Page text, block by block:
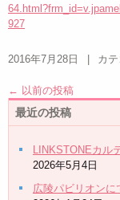
927
2016年7月28日 カ
← 以前の投稿
最近の投稿
LINKSTONEカル
2026年5月4日
広陵パビリオンに